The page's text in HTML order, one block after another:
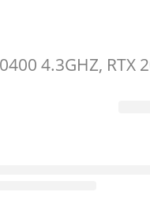
4.3GHZ, RTX